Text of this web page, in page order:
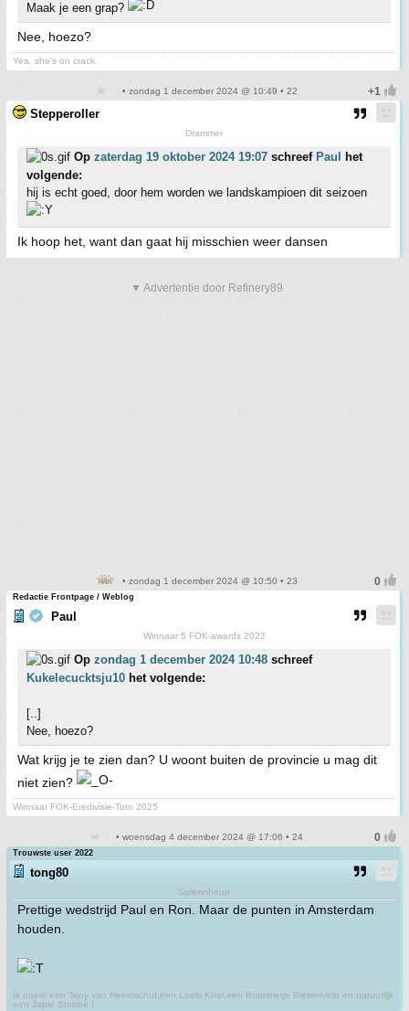
Maak je een grap?
Nee, hoezo?
Yea, she's on crack.
• zondag 1 december 2024 @ 10:49 • 22
Stepperoller
Drammer
Op zaterdag 19 oktober 2024 19:07 schreef Paul
het
volgende:
hij is echt goed, door hem worden we landskampioen dit seizoen
Ik hoop het, want dan gaat hij misschien weer dansen
▼ Advertentie door Refinery89
• zondag 1 december 2024 @ 10:50 • 23
Redactie Frontpage / Weblog
Paul
Winnaar 5 FOK-awards 2022
Op zondag 1 december 2024 10:48 schreef
Kukelecucktsju10 het volgende:
[..]
Nee, hoezo?
Wat krijg je te zien dan? U woont buiten de provincie u mag dit
niet zien?
Winnaar FOK-Eredivisie-Toto 2025
• woensdag 4 december 2024 @ 17:06 • 24
Trouwste user 2022
tong80
Spleenheup
Prettige wedstrijd Paul en Ron. Maar de punten in Amsterdam
houden.
Ik noem een Tony van Heemschut,een Loeki Knol,een Brammetje Biesterveld en natuurlijk
een Japie Stobbe !